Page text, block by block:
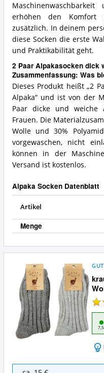
erhöhen den Komfort
zusätzlich. In deinem
diese Socken die erste
und Praktikabilität geht.
2 Paar Alpakasocken dick
Zusammenfassung: Was
Dieses Produkt heißt „2
Alpaka“ und ist von der
Paar dicke und weiche
Frauen. Die
Wolle und 30%
vorgewaschen, nicht
können in der
Versand ist kostenlos.
Alpaka Socken Datenblatt
Artikel
Menge
GUT
krautwear